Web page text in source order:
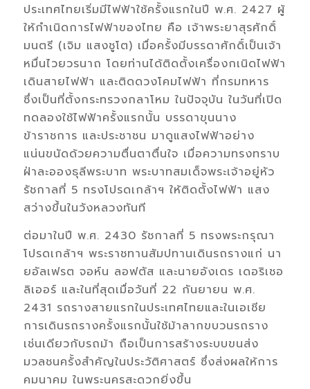
ประเทศไทยเริ่มมีไฟฟ้าใช้ครั้งแรกในปี พ.ศ. 2427 ผู้
ให้กำเนิดการไฟฟ้าของไทย คือ เจ้าพระยาสุรศักดิ์
มนตรี (เจิม แสงชูโต) เมื่อครั้งมีบรรดาศักดิ์เป็นเจ้า
หมื่นไวยวรนาถ โดยท่านได้ติดตั้งเครื่องกเนิดไฟฟ้า
เดินสายไฟฟ้า และติดดวงโคมไฟฟ้า ที่กรมทหาร
ซึ่งเป็นที่ตั้งกระทรวงกลาโหม ในปัจจุบัน ในวันที่เปิด
ทดลองใช้ไฟฟ้าครั้งแรกนั้น บรรดาขุนนาง
ข้าราชการ และประชาชน มาดูแสงไฟฟ้าอย่าง
แน่นขนัดด้วยความตื่นตาตื่นใจ เมื่อความทรงทราบ
ฝ่าละอองธุลีพระบาท พระบาทสมเด็จพระเจ้าอยู่หัว
รัชกาลที่ 5 ทรงโปรดเกล้าฯ ให้ติดตั้งไฟฟ้า แสง
สว่างขึ้นในวังหลวงทันที
ต่อมาในปี พ.ศ. 2430 รัชกาลที่ 5 ทรงพระกรุณา
โปรดเกล้าฯ พระราชทานสัมปทานเดินรถรางแก่ นา
ยอัลเฟรต จอห์น ลอฟตัส และนายอังเดร เดอริเชอ
ลิเออร์ และในที่สุดเมื่อวันที่ 22 กันยายน พ.ศ.
2431 รถรางสายแรกในประเทศไทยและในเอเชีย
การเดินรถรางครั้งแรกนั้นใช้ม้าลากขบวนรถราง
เช่นเดียวกับรถม้า ถือเป็นการสร้างระบบขนส่ง
มวลชนครั้งสำคัญในประวัติศาสตร์ ซึ่งส่งผลให้การ
คมนาคม ในพระนครสะดวกยิ่งขึ้น